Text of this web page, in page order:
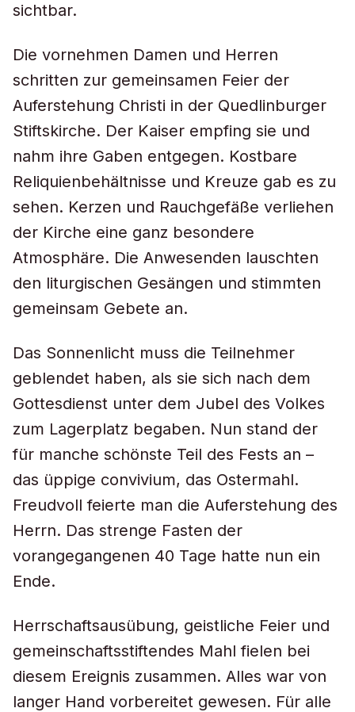
sichtbar.
Die vornehmen Damen und Herren
schritten zur gemeinsamen Feier der
Auferstehung Christi in der Quedlinburger
Stiftskirche. Der Kaiser empfing sie und
nahm ihre Gaben entgegen. Kostbare
Reliquienbehältnisse und Kreuze gab es zu
sehen. Kerzen und Rauchgefäße verliehen
der Kirche eine ganz besondere
Atmosphäre. Die Anwesenden lauschten
den liturgischen Gesängen und stimmten
gemeinsam Gebete an.
Das Sonnenlicht muss die Teilnehmer
geblendet haben, als sie sich nach dem
Gottesdienst unter dem Jubel des Volkes
zum Lagerplatz begaben. Nun stand der
für manche schönste Teil des Fests an –
das üppige convivium, das Ostermahl.
Freudvoll feierte man die Auferstehung des
Herrn. Das strenge Fasten der
vorangegangenen 40 Tage hatte nun ein
Ende.
Herrschaftsausübung, geistliche Feier und
gemeinschaftsstiftendes Mahl fielen bei
diesem Ereignis zusammen. Alles war von
langer Hand vorbereitet gewesen. Für alle